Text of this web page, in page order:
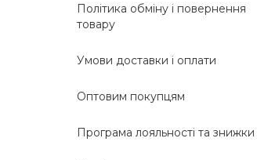
Політика обміну і повернення
товару
Умови доставки і оплати
Оптовим покупцям
Програма лояльності та знижки